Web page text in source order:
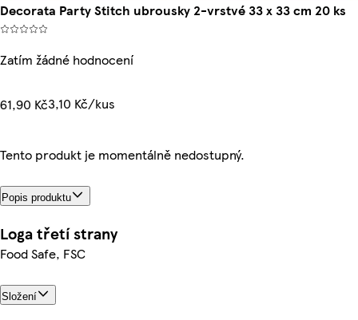
Decorata Party Stitch ubrousky 2-vrstvé 33 x 33 cm 20 ks
Zatím žádné hodnocení
61,90 Kč3,10 Kč/kus
Tento produkt je momentálně nedostupný.
Popis produktu
Loga třetí strany
Food Safe, FSC
Složení